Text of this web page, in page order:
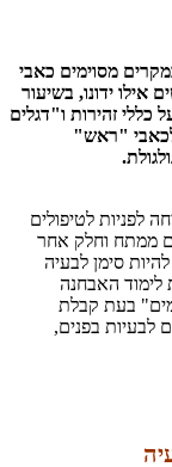
מסוימים כאבי
אילו ידונו, בשיעור
זהירות ו"דגלים
"ראש"
לפניות לטיפולים
ממתח וחלק אחר
סימן לבעיה
לימוד האבחנה
בעת קבלת
לבעיות בפנים,